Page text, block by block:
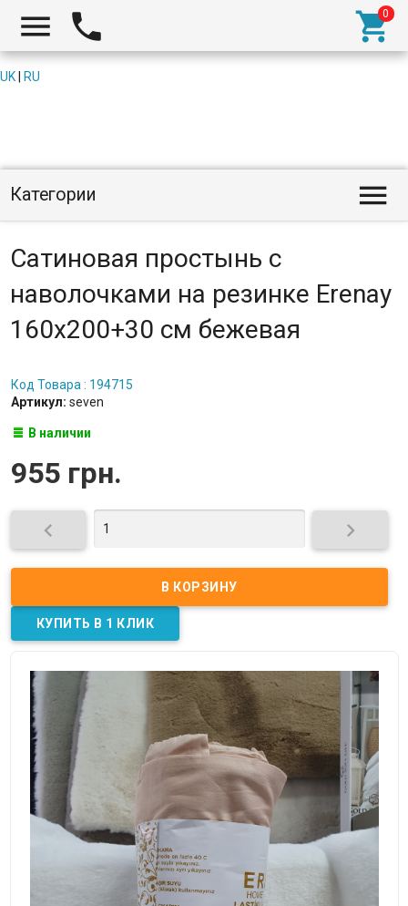
  
UK RU
Категории 
Сатиновая простынь с
наволочками на резинке Erenay
160x200+30 см бежевая
Код Товара : 194715
Артикул: seven
В наличии
955 грн.
 